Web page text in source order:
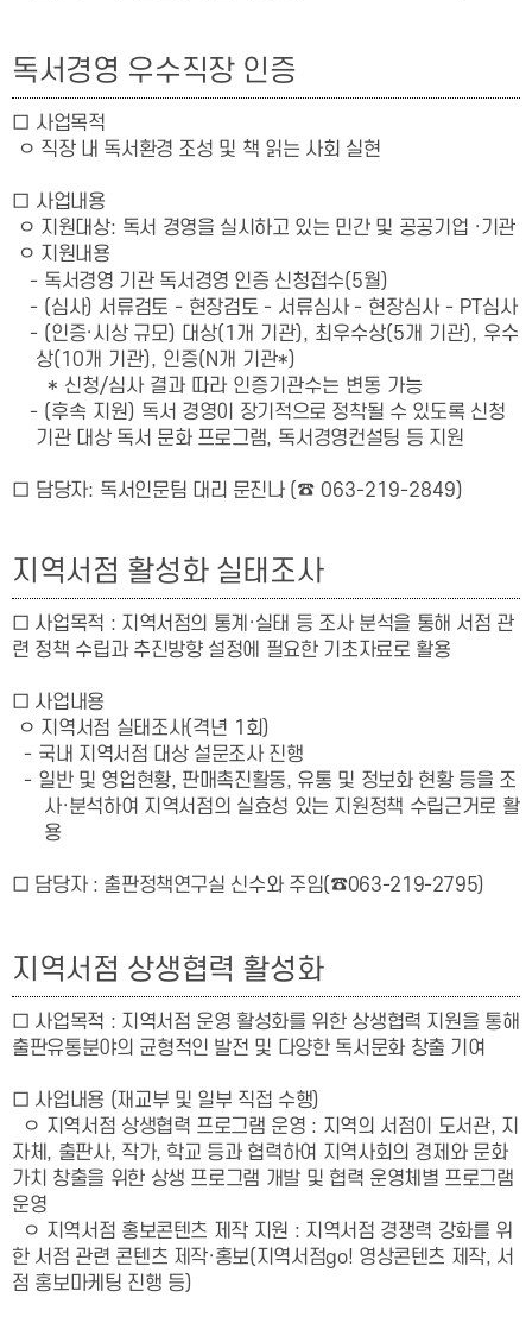
독서경영 우수직장 인증
□ 사업목적
ㅇ 직장 내 독서환경 조성 및 책 읽는 사회 실현
□ 사업내용
ㅇ 지원대상: 독서 경영을 실시하고 있는 민간 및 공공기업 ·기관
ㅇ 지원내용
- 독서경영 기관 독서경영 인증 신청접수(5월)
- (심사) 서류검토 - 현장검토 - 서류심사 - 현장심사 - PT심사
- (인증·시상 규모) 대상(1개 기관), 최우수상(5개 기관), 우수
상(10개 기관), 인증(N개 기관*)
* 신청/심사 결과 따라 인증기관수는 변동 가능
- (후속 지원) 독서 경영이 장기적으로 정착될 수 있도록 신청
기관 대상 독서 문화 프로그램, 독서경영컨설팅 등 지원
□ 담당자: 독서인문팀 대리 문진나 (☎063-219-2849)
지역서점 활성화 실태조사
□ 사업목적 : 지역서점의 통계·실태 등 조사 분석을 통해 서점 관
련 정책 수립과 추진방향 설정에 필요한 기초자료로 활용
□ 사업내용
ㅇ 지역서점 실태조사(격년 1 회 )
- 국내 지역서점 대상 설문조사 진행
- 일반 및 영업현황, 판매촉진활동, 유통 및 정보화 현황 등을 조
사·분석하여 지역서점의 실효성 있는 지원정책 수립근거로 활
용
□ 담당자: 출판정책연구실 신수와 주임(☎063-219-2795)
지역서점 상생협력 활성화
□ 사업목적 : 지역서점 운영 활성화를 위한 상생협력 지원을 통해
출판유통분야의 균형적인 발전 및 다양한 독서문화 창출 기여
□ 사업내용 (재교부 및 일부 직접 수행)
ㅇ 지역서점 상생협력 프로그램 운영 : 지역의 서점이 도서관, 지
자체, 출판사, 작가, 학교 등과 협력하여 지역사회의 경제와 문화
가치 창출을 위한 상생 프로그램 개발 및 협력 운영체별 프로그램
운영
ㅇ 지역서점 홍보콘텐츠 제작 지원 : 지역서점 경쟁력 강화를 위
한 서점 관련 콘텐츠 제작·홍보(지역서점go! 영상콘텐츠 제작, 서
점 홍보마케팅 진행 등)